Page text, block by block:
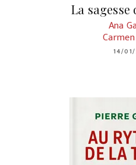
La sagesse
Ana
14/